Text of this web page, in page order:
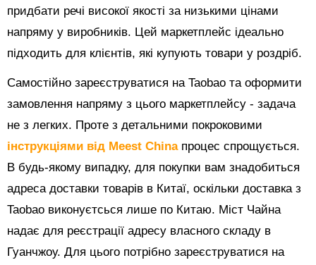
придбати речі високої якості за низькими цінами
напряму у виробників. Цей маркетплейс ідеально
підходить для клієнтів, які купують товари у роздріб.
Самостійно зареєструватися на Taobao та оформити
замовлення напряму з цього маркетплейсу - задача
не з легких. Проте з детальними покроковими
інструкціями від Meest China процес спрощується.
В будь-якому випадку, для покупки вам знадобиться
адреса доставки товарів в Китаї, оскільки доставка з
Taobao виконуєтсься лише по Китаю. Міст Чайна
надає для реєстрації адресу власного складу в
Гуанчжоу. Для цього потрібно зареєструватися на